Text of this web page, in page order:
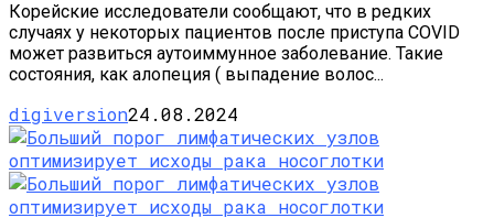
Корейские исследователи сообщают, что в редких
случаях у некоторых пациентов после приступа COVID
может развиться аутоиммунное заболевание. Такие
состояния, как алопеция ( выпадение волос...
digiversion24.08.2024